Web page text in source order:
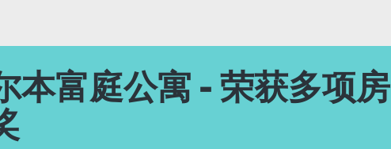
本富庭公寓 - 荣获多项房